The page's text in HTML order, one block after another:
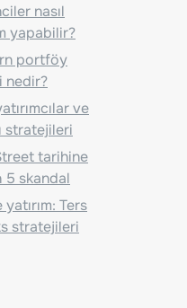
nasıl
yapabilir?
portföy
nedir?
ve
stratejileri
tarihine
5 skandal
Ters
stratejileri